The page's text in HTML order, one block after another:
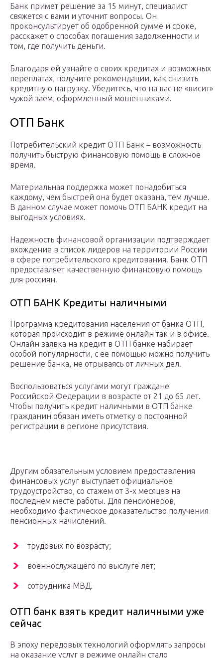
Банк примет решение за 15 минут, специалист
свяжется с вами и уточнит вопросы. Он
проконсультирует об одобренной сумме и сроке,
расскажет о способах погашения задолженности и
том, где получить деньги.
Благодаря ей узнайте о своих кредитах и возможных
переплатах, получите рекомендации, как снизить
кредитную нагрузку. Убедитесь, что на вас не «висит»
чужой заем, оформленный мошенниками.
ОТП Банк
Потребительский кредит ОТП Банк – возможность
получить быструю финансовую помощь в сложное
время.
Материальная поддержка может понадобиться
каждому, чем быстрей она будет оказана, тем лучше.
В данном случае может помочь ОТП БАНК кредит на
выгодных условиях.
Надежность финансовой организации подтверждает
вхождение в список лидеров на территории России
в сфере потребительского кредитования. Банк ОТП
предоставляет качественную финансовую помощь
для россиян.
ОТП БАНК Кредиты наличными
Программа кредитования населения от банка ОТП,
которая происходит в режиме онлайн так и в офисе.
Онлайн заявка на кредит в ОТП банке набирает
особой популярности, с ее помощью можно получить
решение банка, не отрываясь от личных дел.
Воспользоваться услугами могут граждане
Российской Федерации в возрасте от 21 до 65 лет.
Чтобы получить кредит наличными в ОТП банке
гражданин обязан иметь отметку о постоянной
регистрации в регионе присутствия.
Другим обязательным условием предоставления
финансовых услуг выступает официальное
трудоустройство, со стажем от 3-х месяцев на
последнем месте работы. Для пенсионеров,
необходимо фактическое доказательство получения
пенсионных начислений.
трудовых по возрасту;
военнослужащего по выслуге лет;
сотрудника МВД.
ОТП банк взять кредит наличными уже
сейчас
В эпоху передовых технологий оформлять запросы
на оказание услуг в режиме онлайн стало